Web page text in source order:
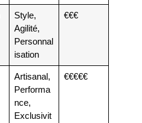
Style,
Agilité,
Personnal
isation
€€€
Artisanal,
Performa
nce,
Exclusivit
€€€€€